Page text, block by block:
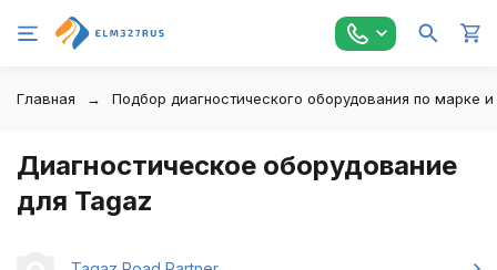
Главная Подбор диагностического оборудования по марке
Диагностическое оборудование
для Tagaz